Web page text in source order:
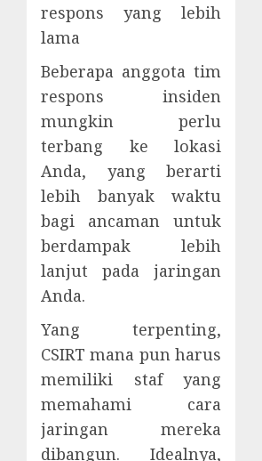
respons yang lebih
lama
Beberapa anggota tim
respons insiden
mungkin perlu
terbang ke lokasi
Anda, yang berarti
lebih banyak waktu
bagi ancaman untuk
berdampak lebih
lanjut pada jaringan
Anda.
Yang terpenting,
CSIRT mana pun harus
memiliki staf yang
memahami cara
jaringan mereka
dibangun. Idealnya,